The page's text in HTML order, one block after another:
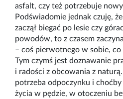
asfalt, czy też potrzebuje
Podświadomie jednak czuję,
zaczął biegać po lesie czy
powodów, to z czasem
– coś pierwotnego w sobie, co
Tym czymś jest doznawanie
i radości z obcowania z
potrzeba odpoczynku i
życia w pędzie, w otoczeniu